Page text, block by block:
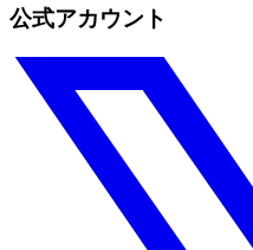
公式アカウント